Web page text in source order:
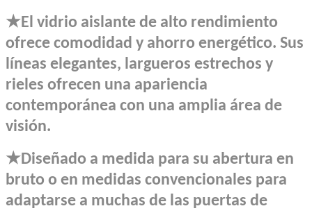
★El vidrio aislante de alto rendimiento
ofrece comodidad y ahorro energético. Sus
líneas elegantes, largueros estrechos y
rieles ofrecen una apariencia
contemporánea con una amplia área de
visión.
★Diseñado a medida para su abertura en
bruto o en medidas convencionales para
adaptarse a muchas de las puertas de